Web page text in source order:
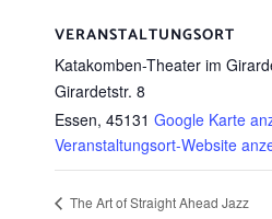
VERANSTALTUNGSORT
Katakomben-Theater im
Girardetstr. 8
Essen, 45131 Google Karte
Veranstaltungsort-Website
The Art of Straight Ahead Jazz